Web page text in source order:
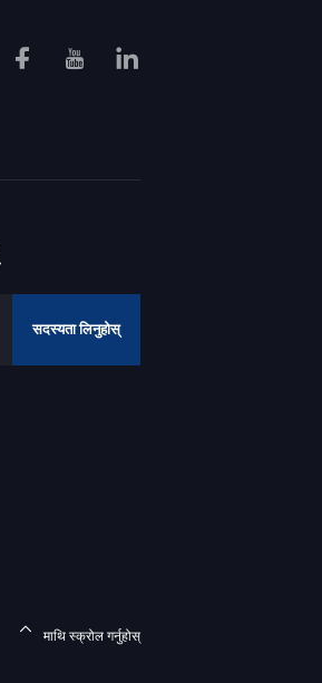
सदस्यता लिनुहोस्
माथि स्क्रोल गर्नुहोस्